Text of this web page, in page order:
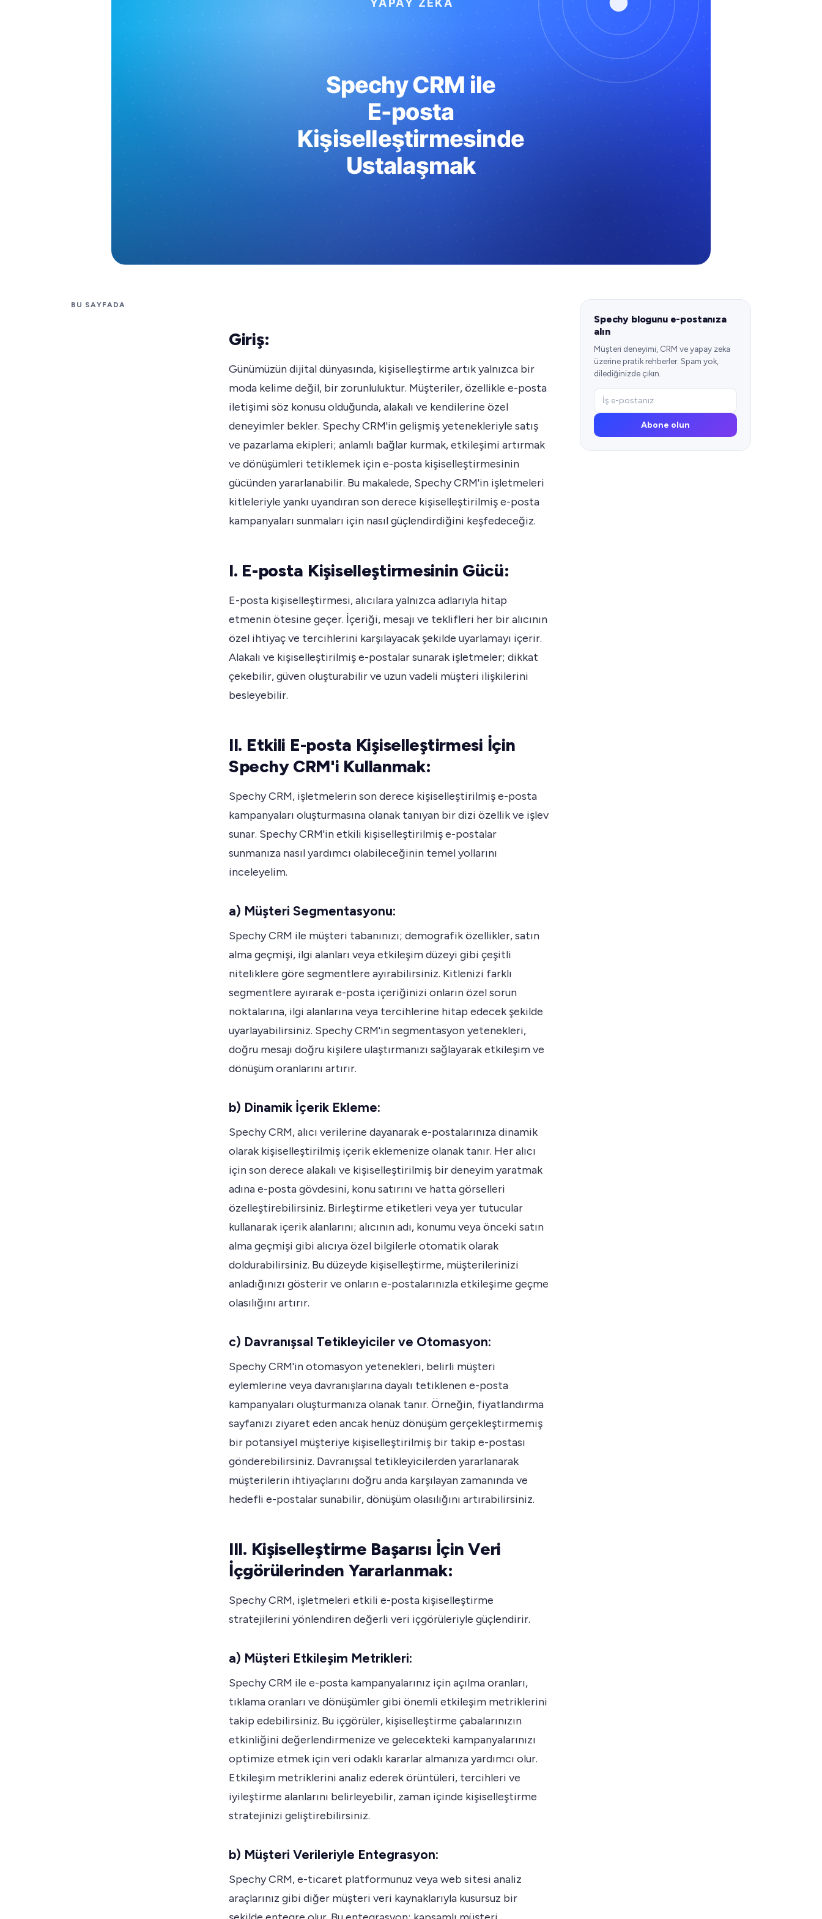
BU SAYFADA
Giriş:
Günümüzün dijital dünyasında, kişiselleştirme artık yalnızca bir
moda kelime değil, bir zorunluluktur. Müşteriler, özellikle e-posta
iletişimi söz konusu olduğunda, alakalı ve kendilerine özel
deneyimler bekler. Spechy CRM'in gelişmiş yetenekleriyle satış
ve pazarlama ekipleri; anlamlı bağlar kurmak, etkileşimi artırmak
ve dönüşümleri tetiklemek için e-posta kişiselleştirmesinin
gücünden yararlanabilir. Bu makalede, Spechy CRM'in işletmeleri
kitleleriyle yankı uyandıran son derece kişiselleştirilmiş e-posta
kampanyaları sunmaları için nasıl güçlendirdiğini keşfedeceğiz.
I. E-posta Kişiselleştirmesinin Gücü:
E-posta kişiselleştirmesi, alıcılara yalnızca adlarıyla hitap
etmenin ötesine geçer. İçeriği, mesajı ve teklifleri her bir alıcının
özel ihtiyaç ve tercihlerini karşılayacak şekilde uyarlamayı içerir.
Alakalı ve kişiselleştirilmiş e-postalar sunarak işletmeler; dikkat
çekebilir, güven oluşturabilir ve uzun vadeli müşteri ilişkilerini
besleyebilir.
II. Etkili E-posta Kişiselleştirmesi İçin
Spechy CRM'i Kullanmak:
Spechy CRM, işletmelerin son derece kişiselleştirilmiş e-posta
kampanyaları oluşturmasına olanak tanıyan bir dizi özellik ve işlev
sunar. Spechy CRM'in etkili kişiselleştirilmiş e-postalar
sunmanıza nasıl yardımcı olabileceğinin temel yollarını
inceleyelim.
a) Müşteri Segmentasyonu:
Spechy CRM ile müşteri tabanınızı; demografik özellikler, satın
alma geçmişi, ilgi alanları veya etkileşim düzeyi gibi çeşitli
niteliklere göre segmentlere ayırabilirsiniz. Kitlenizi farklı
segmentlere ayırarak e-posta içeriğinizi onların özel sorun
noktalarına, ilgi alanlarına veya tercihlerine hitap edecek şekilde
uyarlayabilirsiniz. Spechy CRM'in segmentasyon yetenekleri,
doğru mesajı doğru kişilere ulaştırmanızı sağlayarak etkileşim ve
dönüşüm oranlarını artırır.
b) Dinamik İçerik Ekleme:
Spechy CRM, alıcı verilerine dayanarak e-postalarınıza dinamik
olarak kişiselleştirilmiş içerik eklemenize olanak tanır. Her alıcı
için son derece alakalı ve kişiselleştirilmiş bir deneyim yaratmak
adına e-posta gövdesini, konu satırını ve hatta görselleri
özelleştirebilirsiniz. Birleştirme etiketleri veya yer tutucular
kullanarak içerik alanlarını; alıcının adı, konumu veya önceki satın
alma geçmişi gibi alıcıya özel bilgilerle otomatik olarak
doldurabilirsiniz. Bu düzeyde kişiselleştirme, müşterilerinizi
anladığınızı gösterir ve onların e-postalarınızla etkileşime geçme
olasılığını artırır.
c) Davranışsal Tetikleyiciler ve Otomasyon:
Spechy CRM'in otomasyon yetenekleri, belirli müşteri
eylemlerine veya davranışlarına dayalı tetiklenen e-posta
kampanyaları oluşturmanıza olanak tanır. Örneğin, fiyatlandırma
sayfanızı ziyaret eden ancak henüz dönüşüm gerçekleştirmemiş
bir potansiyel müşteriye kişiselleştirilmiş bir takip e-postası
gönderebilirsiniz. Davranışsal tetikleyicilerden yararlanarak
müşterilerin ihtiyaçlarını doğru anda karşılayan zamanında ve
hedefli e-postalar sunabilir, dönüşüm olasılığını artırabilirsiniz.
III. Kişiselleştirme Başarısı İçin Veri
İçgörülerinden Yararlanmak:
Spechy CRM, işletmeleri etkili e-posta kişiselleştirme
stratejilerini yönlendiren değerli veri içgörüleriyle güçlendirir.
a) Müşteri Etkileşim Metrikleri:
Spechy CRM ile e-posta kampanyalarınız için açılma oranları,
tıklama oranları ve dönüşümler gibi önemli etkileşim metriklerini
takip edebilirsiniz. Bu içgörüler, kişiselleştirme çabalarınızın
etkinliğini değerlendirmenize ve gelecekteki kampanyalarınızı
optimize etmek için veri odaklı kararlar almanıza yardımcı olur.
Etkileşim metriklerini analiz ederek örüntüleri, tercihleri ve
iyileştirme alanlarını belirleyebilir, zaman içinde kişiselleştirme
stratejinizi geliştirebilirsiniz.
b) Müşteri Verileriyle Entegrasyon:
Spechy CRM, e-ticaret platformunuz veya web sitesi analiz
araçlarınız gibi diğer müşteri veri kaynaklarıyla kusursuz bir
Spechy blogunu e-postanıza
alın
Müşteri deneyimi, CRM ve yapay zeka
üzerine pratik rehberler. Spam yok,
dilediğinizde çıkın.
Abone olun